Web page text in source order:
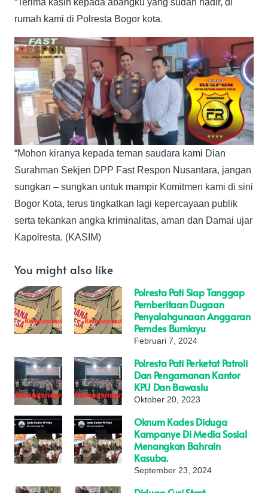
“Terima kasih kepada abangku yang sudah hadir, di
rumah kami di Polresta Bogor kota.
“Mohon kiranya kepada teman saudara kami Dian
Surahman Sekjen DPP Fast Respon Nusantara, jangan
sungkan – sungkan untuk mampir Komitmen kami di sini
Bogor Kota, terus tingkatkan lagi kepercayaan publik
serta tekankan angka kriminalitas, aman dan Damai ujar
Kapolresta. (KASIM)
You might also like
Polresta Pati Siap Tanggap
Pemberitaan Dugaan
Penyalahgunaan Anggaran
Pemdes Bumiayu
Februari 7, 2024
Polresta Pati Perketat Patroli
Dan Pengamanan Kantor
KPU Dan Bawaslu
Oktober 20, 2023
Oknum Kades Diduga
Kampanye Di Media Sosial
Menangkan Bahrain
Kasuba.
September 23, 2024